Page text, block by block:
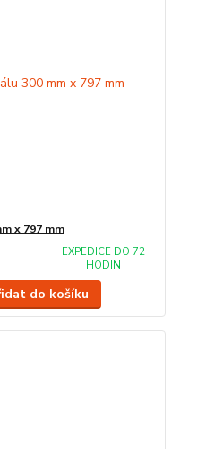
x 797 mm
EXPEDICE DO 72
HODIN
do košíku